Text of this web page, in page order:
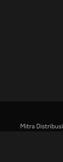
Mitra Distribusi